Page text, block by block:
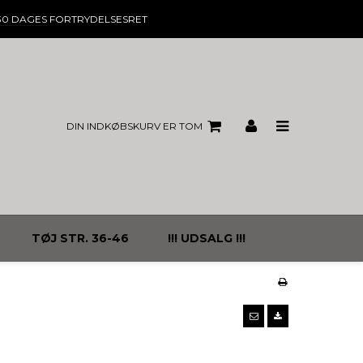
DAGESFORTRYDELSESRET
DIN INDKØBSKURV ER TOM
TØJ STR. 36-46 !!! UDSALG !!!